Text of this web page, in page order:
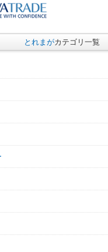
とれまがカテゴリ一覧